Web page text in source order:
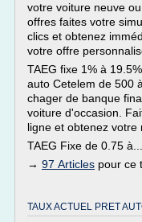
votre voiture neuve
offres faites votre
clics et obtenez
votre offre
TAEG fixe 1% à
auto Cetelem de 500
chager de banque
voiture d'occasion.
ligne et obtenez votre
TAEG Fixe de 0.75 à...
→ 97 Articles pour ce
TAUX ACTUEL PRET